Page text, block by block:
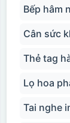
Bếp hâm
Cân sức
Thẻ tag
Lọ hoa
Tai nghe